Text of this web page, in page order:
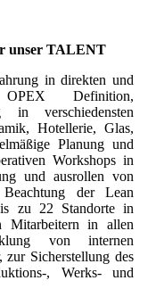
unser TALENT
in direkten und
OPEX Definition,
in verschiedensten
Hotellerie, Glas,
Planung und
Workshops in
und ausrollen von
der Lean
zu 22 Standorte in
Mitarbeitern in allen
von internen
zur Sicherstellung des
, Werks- und